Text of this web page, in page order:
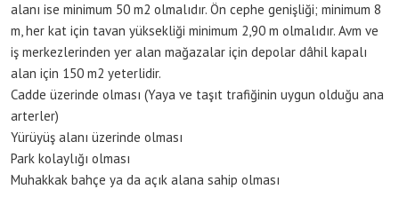
alanı ise minimum 50 m2 olmalıdır. Ön cephe genişliği; minimum 8
m, her kat için tavan yüksekliği minimum 2,90 m olmalıdır. Avm ve
iş merkezlerinden yer alan mağazalar için depolar dâhil kapalı
alan için 150 m2 yeterlidir.
Cadde üzerinde olması (Yaya ve taşıt trafiğinin uygun olduğu ana
arterler)
Yürüyüş alanı üzerinde olması
Park kolaylığı olması
Muhakkak bahçe ya da açık alana sahip olması